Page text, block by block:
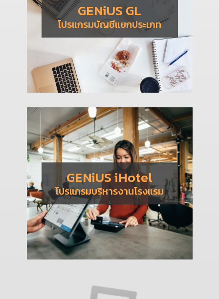
GENiUS GL
โปรแกรมบัญชีแยกประเภท
GENiUS iHotel
โปรแกรมบริหารงานโรงแรม